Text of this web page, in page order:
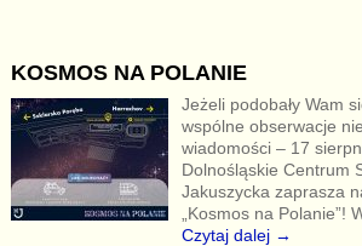
KOSMOS NA POLANIE
Jeżeli podobały Wam
wspólne obserwacje
wiadomości – 17
Dolnośląskie Centrum
Jakuszycka zaprasza
„Kosmos na Polanie”!
Czytaj dalej →